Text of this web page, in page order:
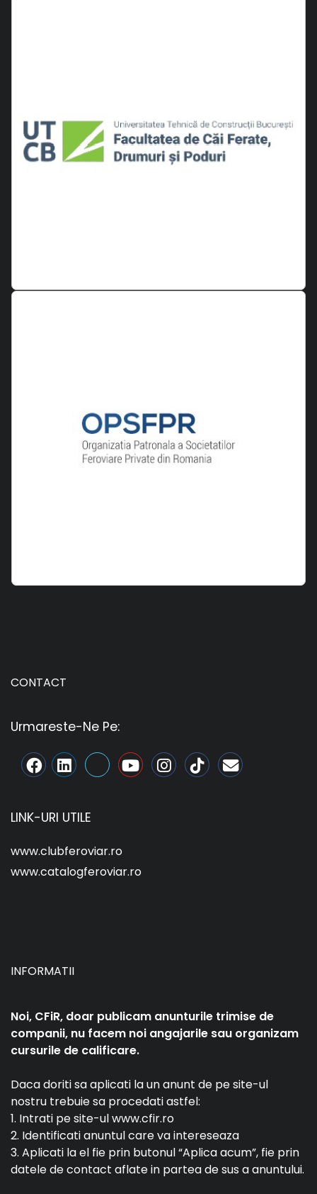
CONTACT
Urmareste-Ne Pe:
LINK-URI UTILE
www.clubferoviar.ro
www.catalogferoviar.ro
INFORMATII
Noi, CFiR, doar publicam anunturile trimise de
companii, nu facem noi angajarile sau organizam
cursurile de calificare.
Daca doriti sa aplicati la un anunt de pe site-ul
nostru trebuie sa procedati astfel:
1. Intrati pe site-ul www.cfir.ro
2. Identificati anuntul care va intereseaza
3. Aplicati la el fie prin butonul “Aplica acum”, fie prin
datele de contact aflate in partea de sus a anuntului.